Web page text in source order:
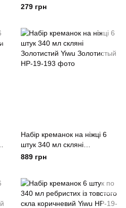
(мл) креманка для десертів,
279 грн
Набір креманок на ніжці 6
штук 340 мл скляні
Золотистий Yiwu Золотистый
889 грн